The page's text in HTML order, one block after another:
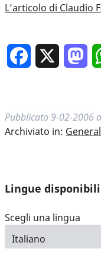
L’articolo di Claudio
Facebook
Pubblicato 9-02-2006
Archiviato in:
Lingue disponibili
Scegli una lingua